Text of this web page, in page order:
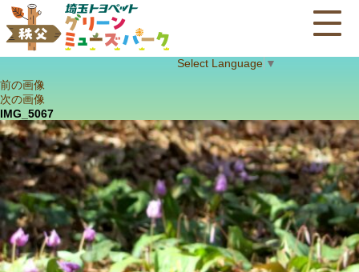
Select Language ▼
前の画像
次の画像
IMG_5067